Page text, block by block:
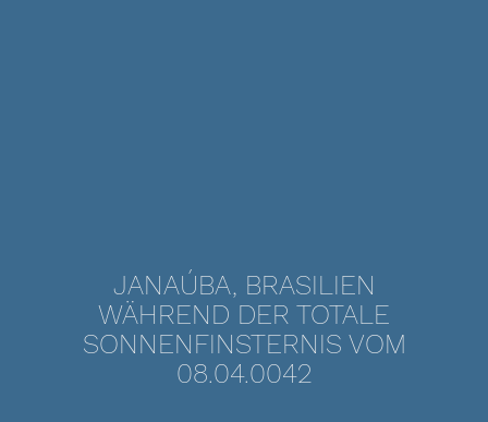
JANAÚBA, BRASILIEN
WÄHREND DER TOTALE
SONNENFINSTERNIS VOM
08.04.0042